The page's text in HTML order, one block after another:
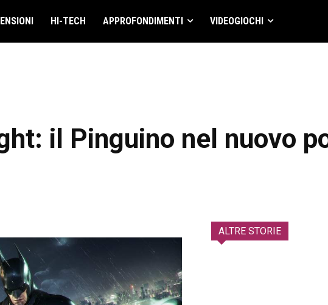
HI-TECH APPROFONDIMENTI VIDEOGIOCHI
il Pinguino nel nuovo
ALTRE STORIE